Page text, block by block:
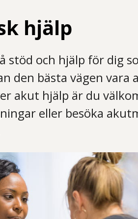
hjälp
stöd och hjälp för dig
den bästa vägen
akut hjälp är du
eller besöka